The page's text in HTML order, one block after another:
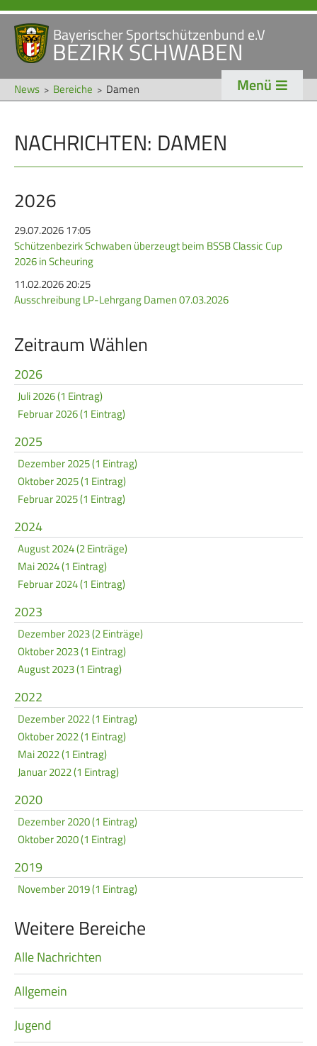
Bayerischer Sportschützenbund e.V
BEZIRK SCHWABEN
News Bereiche Damen Menü
NACHRICHTEN: DAMEN
2026
29.07.2026 17:05
Schützenbezirk Schwaben überzeugt beim BSSB Classic Cup
2026 in Scheuring
11.02.2026 20:25
Ausschreibung LP-Lehrgang Damen 07.03.2026
Zeitraum Wählen
2026
Juli 2026 (1 Eintrag)
Februar 2026 (1 Eintrag)
2025
Dezember 2025 (1 Eintrag)
Oktober 2025 (1 Eintrag)
Februar 2025 (1 Eintrag)
2024
August 2024 (2 Einträge)
Mai 2024 (1 Eintrag)
Februar 2024 (1 Eintrag)
2023
Dezember 2023 (2 Einträge)
Oktober 2023 (1 Eintrag)
August 2023 (1 Eintrag)
2022
Dezember 2022 (1 Eintrag)
Oktober 2022 (1 Eintrag)
Mai 2022 (1 Eintrag)
Januar 2022 (1 Eintrag)
2020
Dezember 2020 (1 Eintrag)
Oktober 2020 (1 Eintrag)
2019
November 2019 (1 Eintrag)
Weitere Bereiche
Navigation
überspringen
Alle Nachrichten
Allgemein
Jugend
Navigation
überspringen
STARTSEITE
VERANSTALTUNGEN
NEWS
überspringen
VERBAND
Veranstaltungen
Bezirk Schwaben
Gaue & Mitglieder
Ehrungen
TRADITION
Schützentradition
Oktoberfest
SPORT
Schützensport
Meisterschaften
Bogen
Senioren-Auflage
Kader
RWK
Sommerbiathlon
DAMEN
Bezirkspokal
Frauen Ü40
Ältestenschießen
Navigation
überspringen
Datenschutz Impressum
Formulare